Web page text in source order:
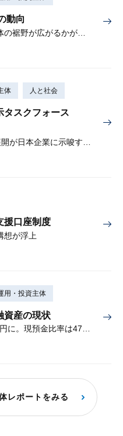
動向
体 人と社会
タスクフォース
「社会（S）」情報開示の新たな展開が日本企業に示唆すること
援口座制度
想が浮上
用・投資主体
資産の現状
2026年3月末の金融資産は2,386兆円に。現預金比率は47％に低下
レポートをみる